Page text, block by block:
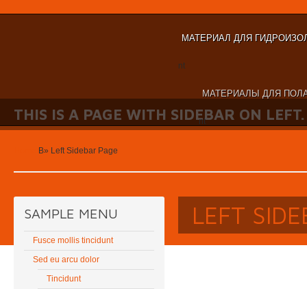
МАТЕРИАЛ ДЛЯ
nt
МАТЕРИАЛЫ ДЛЯ
nt
THIS IS A PAGE WITH SIDEBAR ON LEFT.
В» Left Sidebar Page
SAMPLE MENU
Fusce mollis tincidunt
Sed eu arcu dolor
Tincidunt
LEFT